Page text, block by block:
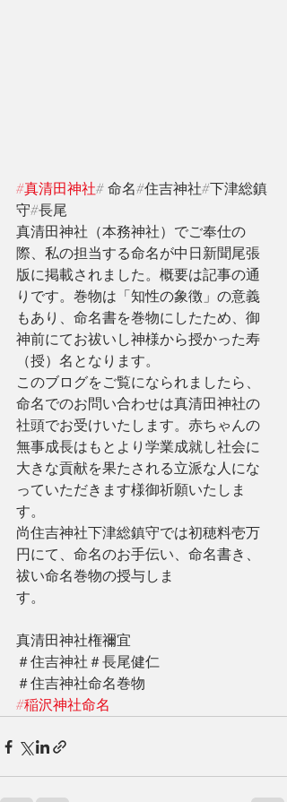
#真清田神社# 命名#住吉神社#下津総鎮
守#長尾
真清田神社（本務神社）でご奉仕の
際、私の担当する命名が中日新聞尾張
版に掲載されました。概要は記事の通
りです。巻物は「知性の象徴」の意義
もあり、命名書を巻物にしたため、御
神前にてお祓いし神様から授かった寿
（授）名となります。
このブログをご覧になられましたら、
命名でのお問い合わせは真清田神社の
社頭でお受けいたします。赤ちゃんの
無事成長はもとより学業成就し社会に
大きな貢献を果たされる立派な人にな
っていただきます様御祈願いたしま
す。
尚住吉神社下津総鎮守では初穂料壱万
円にて、命名のお手伝い、命名書き、
祓い命名巻物の授与しま
す。
真清田神社権禰宜
＃住吉神社＃長尾健仁
＃住吉神社命名巻物
#稲沢神社命名